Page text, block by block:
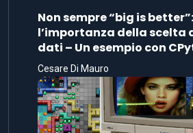
Non sempre “big is better”:
l’importanza della scelta
dati – Un esempio con
Cesare Di Mauro